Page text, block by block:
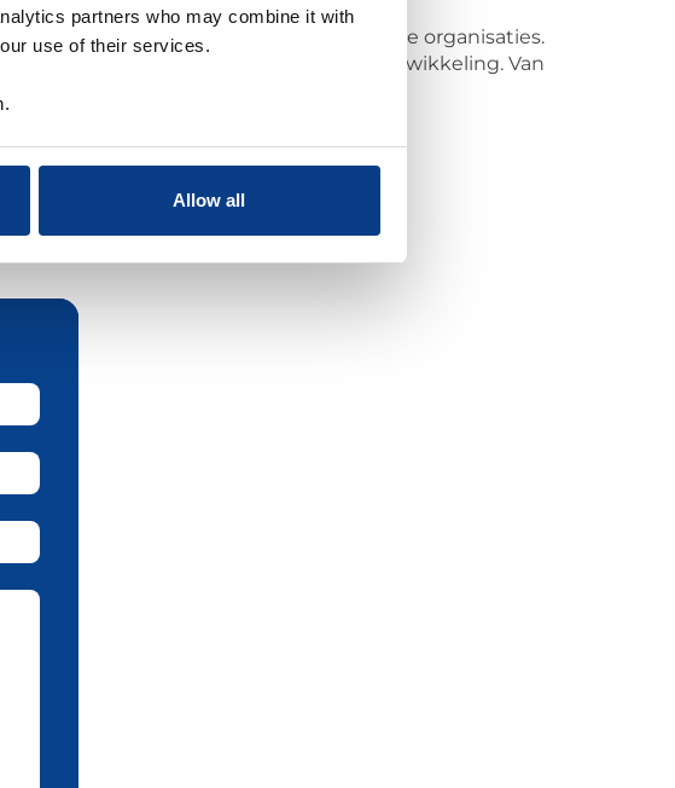
partners who may combine it with
use of their services.
Allow all
Resources) bij verschillende grote organisaties.
van avontuur. Van vernieuwing en ontwikkeling. Van